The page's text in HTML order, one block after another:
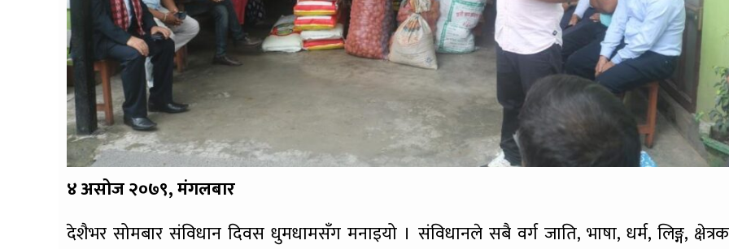
४ असोज २०७९, म‌ंगलबार
देशैभर सोमबार संविधान दिवस धुमधामसँग मनाइयो । संविधानले सबै वर्ग जाति, भाषा, धर्म, लिङ्ग,